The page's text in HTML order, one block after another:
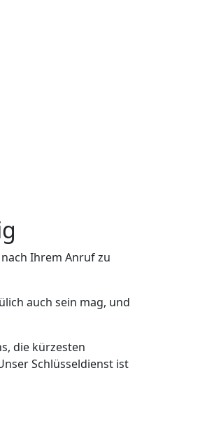
Ihrem Anruf zu
auch sein mag, und
die kürzesten
Schlüsseldienst ist